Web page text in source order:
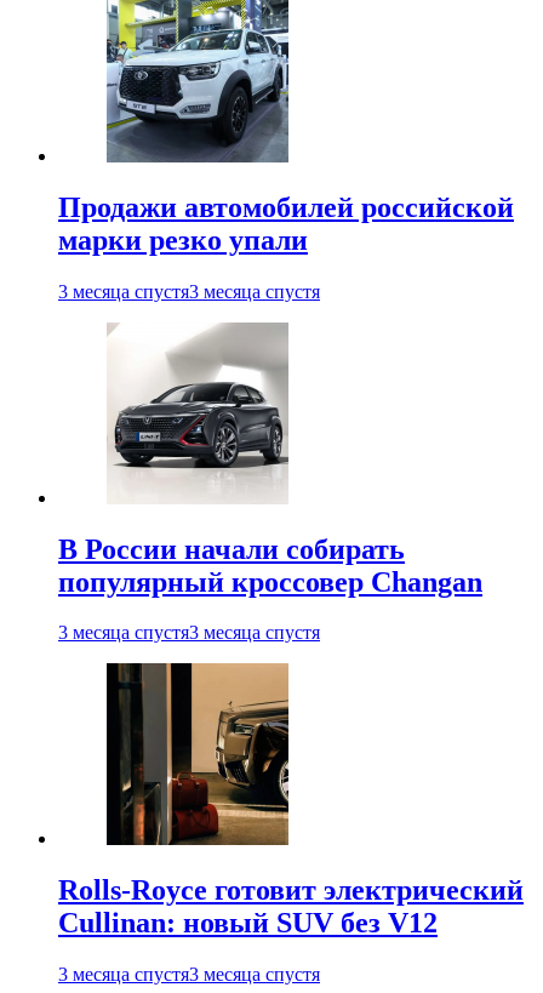
Продажи автомобилей российской
марки резко упали
3 месяца спустя3 месяца спустя
В России начали собирать
популярный кроссовер Changan
3 месяца спустя3 месяца спустя
Rolls-Royce готовит электрический
Cullinan: новый SUV без V12
3 месяца спустя3 месяца спустя